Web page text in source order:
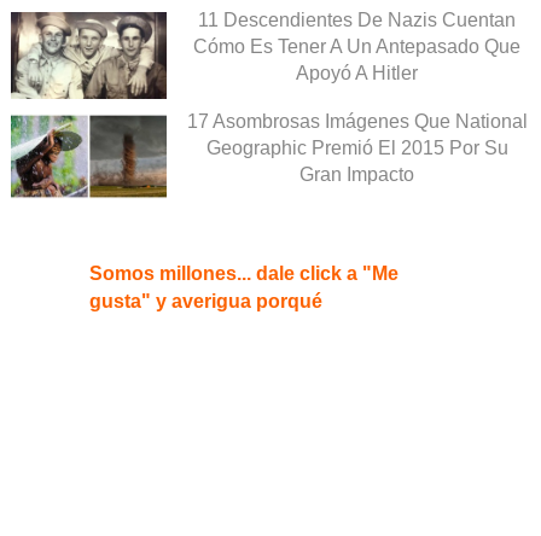
11 Descendientes De Nazis Cuentan
Cómo Es Tener A Un Antepasado Que
Apoyó A Hitler
17 Asombrosas Imágenes Que National
Geographic Premió El 2015 Por Su
Gran Impacto
Somos millones... dale click a "Me
gusta" y averigua porqué